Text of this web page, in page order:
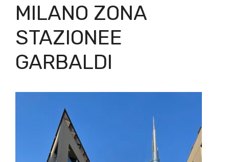
MILANO ZONA
STAZIONEE
GARBALDI